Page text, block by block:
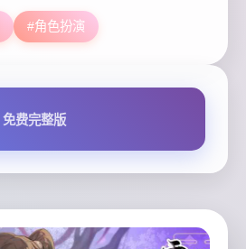
#角色扮演
免费完整版